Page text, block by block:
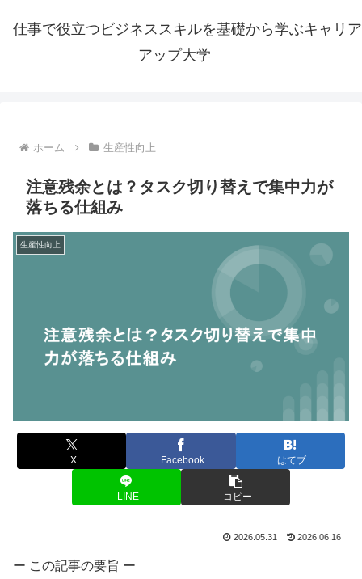
仕事で役立つビジネススキルを基礎から学ぶキャリア
アップ大学
ホーム 生産性向上
注意残余とは？タスク切り替えで集中力が
落ちる仕組み
生産性向上
X Facebook はてブ
LINE コピー
2026.05.31 2026.06.16
ー この記事の要旨 ー